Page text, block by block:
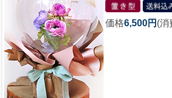
価格6,500円 (消